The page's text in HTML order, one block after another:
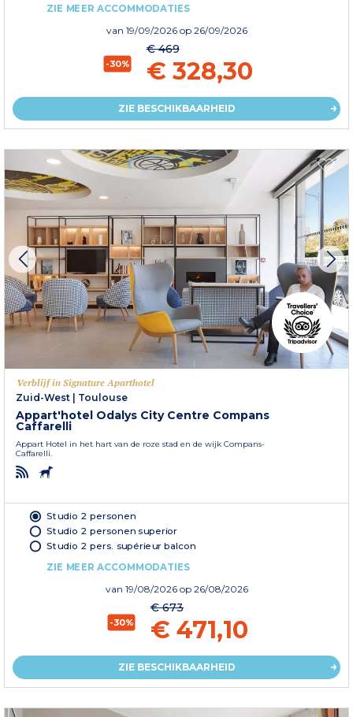
ZIE MEER ACCOMMODATIES
van 19/09/2026 op 26/09/2026
-30%
€ 469
€ 328,30
ZIE BESCHIKBAARHEID
Verblijf in Signature Aparthotel
Zuid-West
Toulouse
Appart'hotel Odalys City Centre Compans
Caffarelli
Appart Hotel in het hart van de roze stad en de wijk Compans-
Caffarelli.
Studio 2 personen
Studio 2 personen superior
Studio 2 pers. supérieur balcon
ZIE MEER ACCOMMODATIES
van 19/08/2026 op 26/08/2026
-30%
€ 673
€ 471,10
ZIE BESCHIKBAARHEID